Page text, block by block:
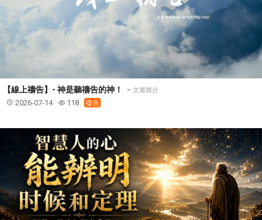
【線上禱告】- 神是聽禱告的神！ 文章简介
2026-07-14 118 禱告